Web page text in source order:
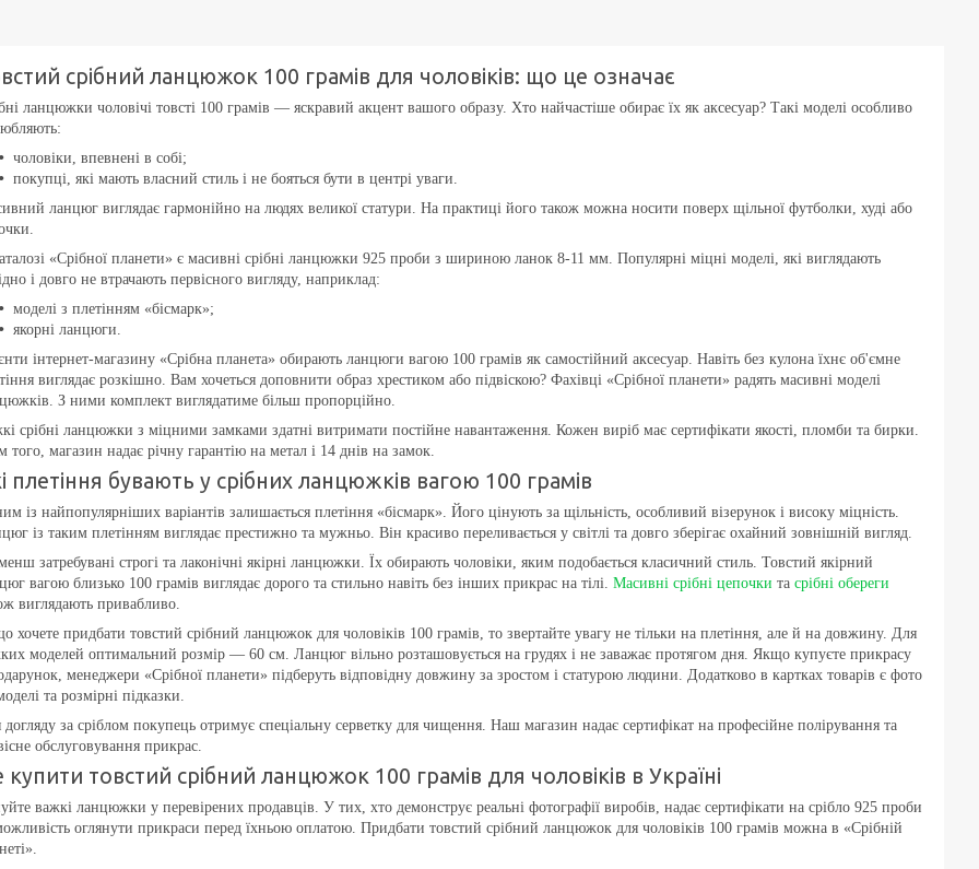
срібний ланцюжок 100 грамів для чоловіків: що це означає
ланцюжки чоловічі товсті 100 грамів — яскравий акцент вашого образу. Хто найчастіше обирає їх як аксесуар? Такі моделі особливо
чоловіки, впевнені в собі;
покупці, які мають власний стиль і не бояться бути в центрі уваги.
ланцюг виглядає гармонійно на людях великої статури. На практиці його також можна носити поверх щільної футболки, худі або
«Срібної планети» є масивні срібні ланцюжки 925 проби з шириною ланок 8-11 мм. Популярні міцні моделі, які виглядають
і довго не втрачають первісного вигляду, наприклад:
моделі з плетінням «бісмарк»;
якорні ланцюги.
інтернет-магазину «Срібна планета» обирають ланцюги вагою 100 грамів як самостійний аксесуар. Навіть без кулона їхнє об'ємне
виглядає розкішно. Вам хочеться доповнити образ хрестиком або підвіскою? Фахівці «Срібної планети» радять масивні моделі
З ними комплект виглядатиме більш пропорційно.
срібні ланцюжки з міцними замками здатні витримати постійне навантаження. Кожен виріб має сертифікати якості, пломби та бирки.
того, магазин надає річну гарантію на метал і 14 днів на замок.
плетіння бувають у срібних ланцюжків вагою 100 грамів
із найпопулярніших варіантів залишається плетіння «бісмарк». Його цінують за щільність, особливий візерунок і високу міцність.
із таким плетінням виглядає престижно та мужньо. Він красиво переливається у світлі та довго зберігає охайний зовнішній вигляд.
затребувані строгі та лаконічні якірні ланцюжки. Їх обирають чоловіки, яким подобається класичний стиль. Товстий якірний
вагою близько 100 грамів виглядає дорого та стильно навіть без інших прикрас на тілі. Масивні срібні цепочки та срібні обереги
виглядають привабливо.
хочете придбати товстий срібний ланцюжок для чоловіків 100 грамів, то звертайте увагу не тільки на плетіння, але й на довжину. Для
моделей оптимальний розмір — 60 см. Ланцюг вільно розташовується на грудях і не заважає протягом дня. Якщо купуєте прикрасу
менеджери «Срібної планети» підберуть відповідну довжину за зростом і статурою людини. Додатково в картках товарів є фото
та розмірні підказки.
за сріблом покупець отримує спеціальну серветку для чищення. Наш магазин надає сертифікат на професійне полірування та
обслуговування прикрас.
купити товстий срібний ланцюжок 100 грамів для чоловіків в Україні
важкі ланцюжки у перевірених продавців. У тих, хто демонструє реальні фотографії виробів, надає сертифікати на срібло 925 проби
оглянути прикраси перед їхньою оплатою. Придбати товстий срібний ланцюжок для чоловіків 100 грамів можна в «Срібній